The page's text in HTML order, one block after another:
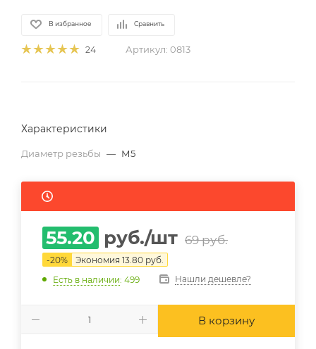
В избранное Сравнить
24 Артикул: 0813
Характеристики
Диаметр резьбы — М5
55.20 руб./шт 69руб.
-20% Экономия 13.80 руб.
Есть в наличии: 499 Нашли дешевле?
В корзину